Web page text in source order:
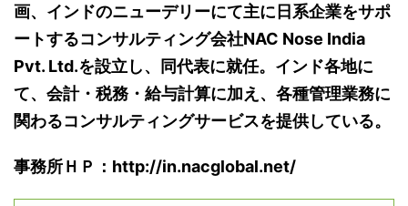
画、インドのニューデリーにて主に日系企業をサポ
ートするコンサルティング会社NAC Nose India
Pvt. Ltd.を設立し、同代表に就任。インド各地に
て、会計・税務・給与計算に加え、各種管理業務に
関わるコンサルティングサービスを提供している。
事務所ＨＰ：http://in.nacglobal.net/